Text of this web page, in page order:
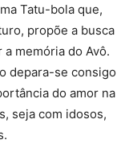
Tatu-bola que,
propõe a busca
memória do Avô.
depara-se consigo
do amor na
seja com idosos,